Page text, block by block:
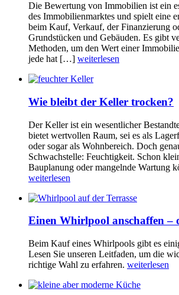
Die Bewertung von Immobilien ist ein
des Immobilienmarktes und spielt eine
beim Kauf, Verkauf, der Finanzierung
Grundstücken und Gebäuden. Es gibt
Methoden, um den Wert einer
jede hat […] weiterlesen
Wie bleibt der Keller trocken?
Der Keller ist ein wesentlicher
bietet wertvollen Raum, sei es als
oder sogar als Wohnbereich. Doch
Schwachstelle: Feuchtigkeit. Schon
Bauplanung oder mangelnde Wartung
weiterlesen
Einen Whirlpool anschaffen –
Beim Kauf eines Whirlpools gibt es
Lesen Sie unseren Leitfaden, um die
richtige Wahl zu erfahren. weiterlesen